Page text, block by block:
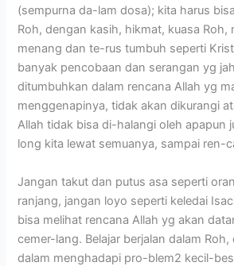
(sempurna da-lam dosa); kita harus
Roh, dengan kasih, hikmat, kuasa Roh,
menang dan te-rus tumbuh seperti
banyak pencobaan dan serangan yg
ditumbuhkan dalam rencana Allah yg
menggenapinya, tidak akan dikurangi
Allah tidak bisa di-halangi oleh apapun
long kita lewat semuanya, sampai ren-
Jangan takut dan putus asa seperti
ranjang, jangan loyo seperti keledai
bisa melihat rencana Allah yg akan
cemer-lang. Belajar berjalan dalam
dalam menghadapi pro-blem2 kecil-